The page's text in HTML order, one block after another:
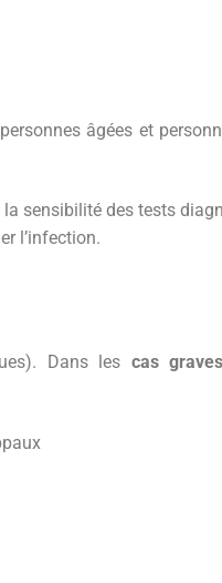
âgées et
sensibilité des tests
l’infection.
Dans les cas graves